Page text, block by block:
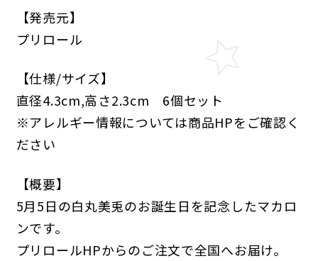
【発売元】
プリロール
【仕様/サイズ】
直径4.3cm,高さ2.3cm 6個セット
※アレルギー情報については商品HPをご確認く
ださい
【概要】
5月5日の白丸美兎のお誕生日を記念したマカロ
ンです。
プリロールHPからのご注文で全国へお届け。